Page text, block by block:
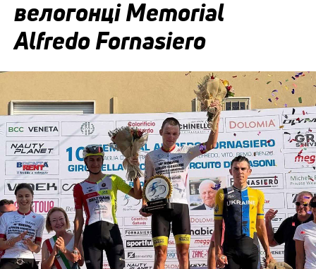
велогонці Memorial
Alfredo Fornasiero